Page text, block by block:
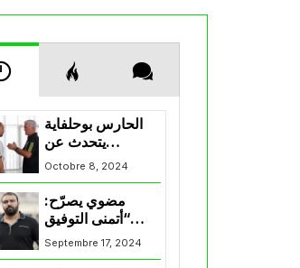
الحارس بوحلفاية
يتحدث عن
طموحاته مع
المنتخب و شباب
قسنطينة
Octobre 8, 2024
مضوي يصرّح:
“أتمنى التوفيق
لممثلي الكرة
الجزائرية في
Septembre 17, 2024